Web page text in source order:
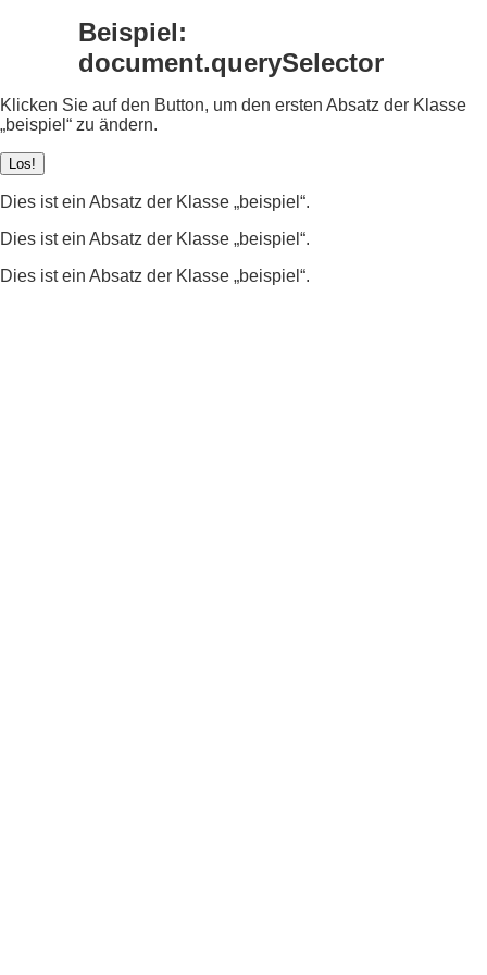
Beispiel:
document.querySelector
Klicken Sie auf den Button, um den ersten Absatz der Klasse
„beispiel“ zu ändern.
Los!
Dies ist ein Absatz der Klasse „beispiel“.
Dies ist ein Absatz der Klasse „beispiel“.
Dies ist ein Absatz der Klasse „beispiel“.